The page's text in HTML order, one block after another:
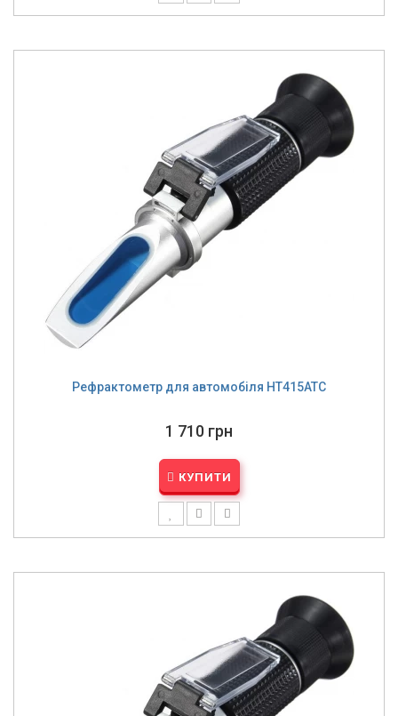
Рефрактометр для автомобіля HT415ATC
1 710 грн
КУПИТИ